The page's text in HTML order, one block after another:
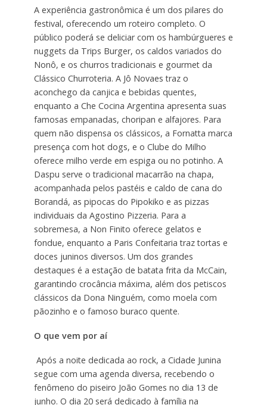
A experiência gastronômica é um dos pilares do
festival, oferecendo um roteiro completo. O
público poderá se deliciar com os hambúrgueres e
nuggets da Trips Burger, os caldos variados do
Nonô, e os churros tradicionais e gourmet da
Clássico Churroteria. A Jô Novaes traz o
aconchego da canjica e bebidas quentes,
enquanto a Che Cocina Argentina apresenta suas
famosas empanadas, choripan e alfajores. Para
quem não dispensa os clássicos, a Fornatta marca
presença com hot dogs, e o Clube do Milho
oferece milho verde em espiga ou no potinho. A
Daspu serve o tradicional macarrão na chapa,
acompanhada pelos pastéis e caldo de cana do
Borandá, as pipocas do Pipokiko e as pizzas
individuais da Agostino Pizzeria. Para a
sobremesa, a Non Finito oferece gelatos e
fondue, enquanto a Paris Confeitaria traz tortas e
doces juninos diversos. Um dos grandes
destaques é a estação de batata frita da McCain,
garantindo crocância máxima, além dos petiscos
clássicos da Dona Ninguém, como moela com
pãozinho e o famoso buraco quente.
O que vem por aí
Após a noite dedicada ao rock, a Cidade Junina
segue com uma agenda diversa, recebendo o
fenômeno do piseiro João Gomes no dia 13 de
junho. O dia 20 será dedicado à família na